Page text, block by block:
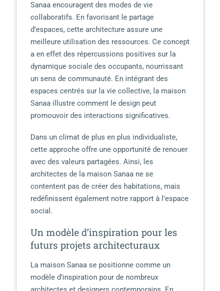
Sanaa encouragent des modes de vie
collaboratifs. En favorisant le partage
d’espaces, cette architecture assure une
meilleure utilisation des ressources. Ce concept
a en effet des répercussions positives sur la
dynamique sociale des occupants, nourrissant
un sens de communauté. En intégrant des
espaces centrés sur la vie collective, la maison
Sanaa illustre comment le design peut
promouvoir des interactions significatives.
Dans un climat de plus en plus individualiste,
cette approche offre une opportunité de renouer
avec des valeurs partagées. Ainsi, les
architectes de la maison Sanaa ne se
contentent pas de créer des habitations, mais
redéfinissent également notre rapport à l’espace
social.
Un modèle d’inspiration pour les
futurs projets architecturaux
La maison Sanaa se positionne comme un
modèle d’inspiration pour de nombreux